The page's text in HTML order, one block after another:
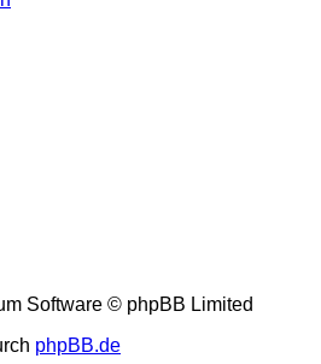
Software © phpBB Limited
phpBB.de